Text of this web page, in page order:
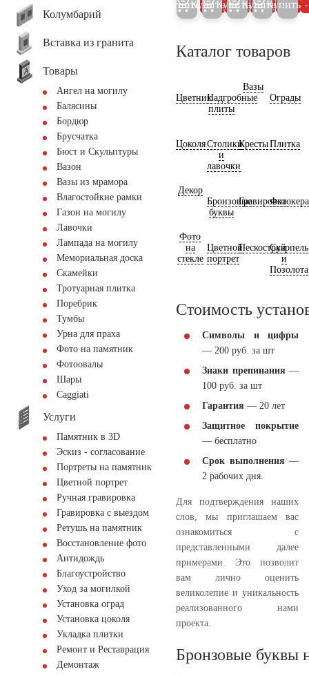
Колумбарий
Вставка из гранита
Товары
Ангел на могилу
Балясины
Бордюр
Брусчатка
Бюст и Скульптуры
Вазон
Вазы из мрамора
Влагостойкие рамки
Газон на могилу
Лавочки
Лампада на могилу
Мемориальная доска
Скамейки
Тротуарная плитка
Поребрик
Тумбы
Урна для праха
Фото на памятник
Фотоовалы
Шары
Сaggiati
Услуги
Памятник в 3D
Эскиз - согласование
Портреты на памятник
Цветной портрет
Ручная гравировка
Гравировка с выездом
Ретушь на памятник
Восстановление фото
Антидождь
Благоустройство
Уход за могилкой
Установка оград
Установка цоколя
Укладка плитки
Ремонт и Реставрация
Демонтаж
Купить 5%
Купить 5%
Купить 5%
Купить 5%
Купить
Каталог товаров
ЦветникНадгробные
плиты
Вазы
Ограды
ЦоколяСтолики
и
лавочки
КрестыПлитка
Декор
Бронзовые
буквы
Гравировка
Фото
на
стекле
Цветной
портрет
ПескоструйСкарпель
и
Позолота
Стоимость
Символы и цифры
— 200 руб. за шт
Знаки препинания —
100 руб. за шт
Гарантия — 20 лет
Защитное покрытие
— бесплатно
Срок выполнения —
2 рабочих дня.
Для подтверждения наших
слов, мы приглашаем вас
ознакомиться с
представленными далее
примерами. Это позволит
вам лично оценить
великолепие и уникальность
реализованного нами
проекта.
Бронзовые буквы